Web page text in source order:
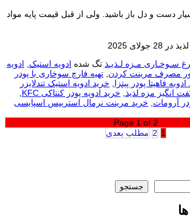
دست و دل باز باشید. ولی از قبل قیمت پایه مواد
2025
سـوخـاری مـزه لـذیـذ تگ شده ادویه استیک
ادویه
مصرف مرینت کردن تهیه فارچ سوخاری با پودر
فاهیتا پودر پیتزا
خرید ادویه استیک تندلایزر
انگیز مزه لذیذ
خرید ادویه پودر کنتاکی KFC
آرومات
خرید مرینت نرمال استریپس اسپایسی
Page 1 of 2
1
2 مطلب بعدی
جستجو